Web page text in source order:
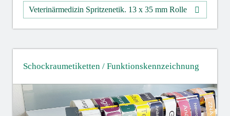
Veterinärmedizin Spritzenetik. 13 x 35 mm Rolle
Schockraumetiketten / Funktionskennzeichnung